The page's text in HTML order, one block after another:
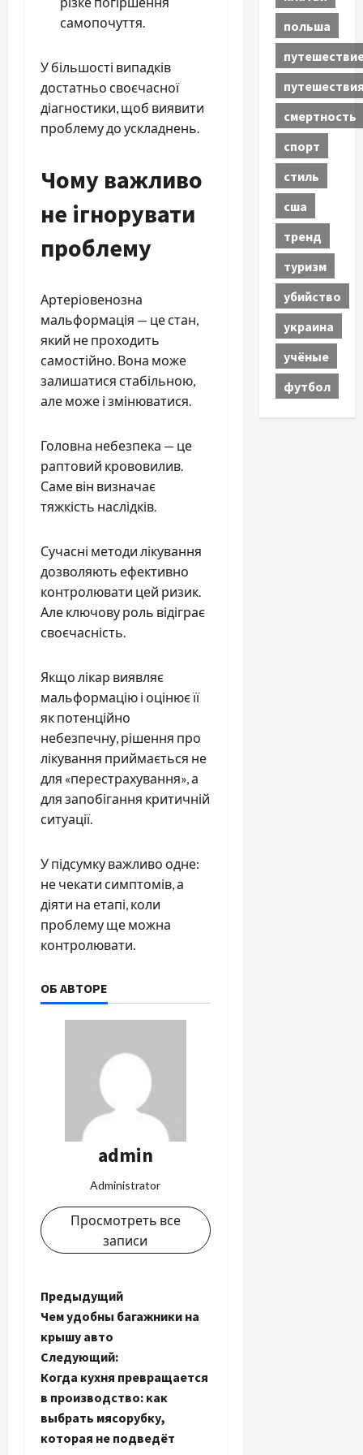
самопочуття.
У більшості випадків
достатньо своєчасної
діагностики, щоб виявити
проблему до ускладнень.
Чому важливо
не ігнорувати
проблему
Артеріовенозна
мальформація — це стан,
який не проходить
самостійно. Вона може
залишатися стабільною,
але може і змінюватися.
Головна небезпека — це
раптовий крововилив.
Саме він визначає
тяжкість наслідків.
Сучасні методи лікування
дозволяють ефективно
контролювати цей ризик.
Але ключову роль відіграє
своєчасність.
Якщо лікар виявляє
мальформацію і оцінює її
як потенційно
небезпечну, рішення про
лікування приймається не
для «перестрахування», а
для запобігання критичній
ситуації.
У підсумку важливо одне:
не чекати симптомів, а
діяти на етапі, коли
проблему ще можна
контролювати.
ОБ АВТОРЕ
admin
Administrator
Просмотреть все
записи
Н
а
в
и
г
Предыдущий
Чем удобны багажники на
крышу авто
Следующий:
Когда кухня превращается
в производство: как
выбрать мясорубку,
которая не подведёт
польша
смертность
спорт
стиль
сша
тренд
туризм
убийство
украина
учёные
футбол